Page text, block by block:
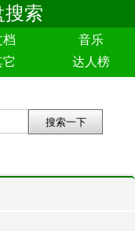
搜索
档
音乐
它 达人榜